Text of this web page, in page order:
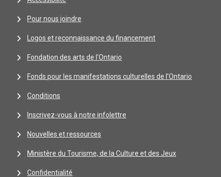
Pour nous joindre
Logos et reconnaissance du financement
Fondation des arts de l'Ontario
Fonds pour les manifestations culturelles de l’Ontario
Conditions
Inscrivez-vous à notre infolettre
Nouvelles et ressources
Ministère du Tourisme, de la Culture et des Jeux
Confidentialité